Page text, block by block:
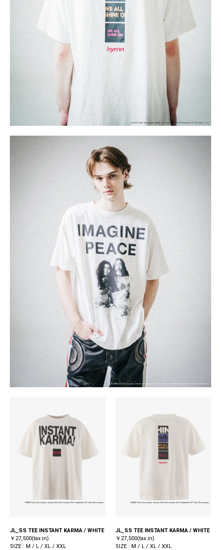
JL_SS TEE INSTANT KARMA / WHITE
￥27,500(tax in)
SIZE : M / L / XL / XXL
JL_SS TEE INSTANT KARMA / WHITE
￥27,500(tax in)
SIZE : M / L / XL / XXL